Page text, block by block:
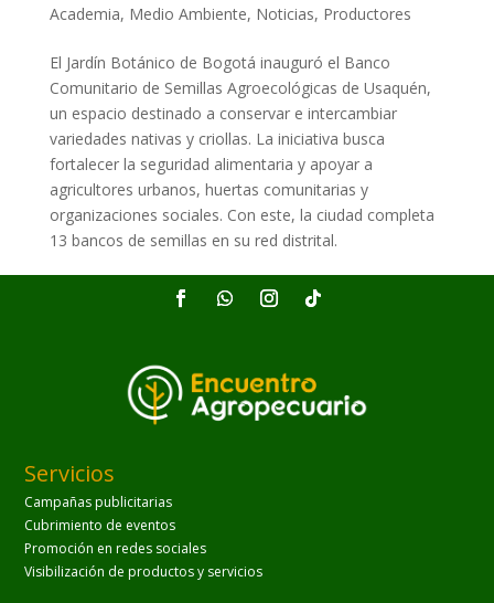
Academia, Medio Ambiente, Noticias, Productores
El Jardín Botánico de Bogotá inauguró el Banco
Comunitario de Semillas Agroecológicas de Usaquén,
un espacio destinado a conservar e intercambiar
variedades nativas y criollas. La iniciativa busca
fortalecer la seguridad alimentaria y apoyar a
agricultores urbanos, huertas comunitarias y
organizaciones sociales. Con este, la ciudad completa
13 bancos de semillas en su red distrital.
Servicios
Campañas publicitarias
Cubrimiento de eventos
Promoción en redes sociales
Visibilización de productos y servicios